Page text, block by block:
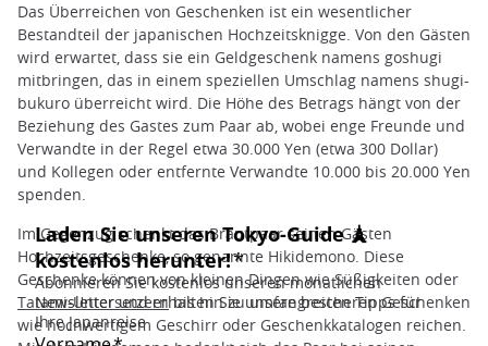
Das Überreichen von Geschenken ist ein wesentlicher
Bestandteil der japanischen Hochzeitsknigge. Von den Gästen
wird erwartet, dass sie ein Geldgeschenk namens goshugi
mitbringen, das in einem speziellen Umschlag namens shugi-
bukuro überreicht wird. Die Höhe des Betrags hängt von der
Beziehung des Gastes zum Paar ab, wobei enge Freunde und
Verwandte in der Regel etwa 30.000 Yen (etwa 300 Dollar)
und Kollegen oder entfernte Verwandte 10.000 bis 20.000 Yen
spenden.
Im Gegenzug schenkt das Brautpaar seinen Gästen
Hochzeitsgeschenke, so genannte Hikidemono. Diese
Geschenke können von kleinen Dingen wie Süßigkeiten oder
Tatami-Untersetzernbis hin zu umfangreicheren Geschenken
wie hochwertigem Geschirr oder Geschenkkatalogen reichen.